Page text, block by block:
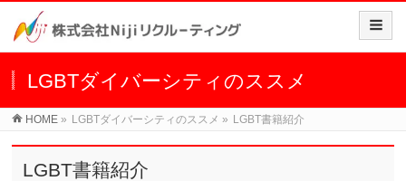
LGBTダイバーシティのススメ
HOME » LGBTダイバーシティのススメ » LGBT書籍紹介
LGBT書籍紹介